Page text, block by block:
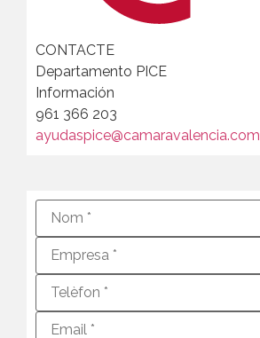
CONTACTE
Departamento PICE
Información
961 366 203
ayudaspice@camaravalencia.com